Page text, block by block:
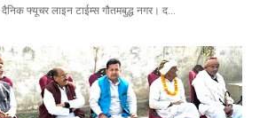
दैनिक फ्यूचर लाइन टाईम्स गौतमबुद्ध नगर। द…